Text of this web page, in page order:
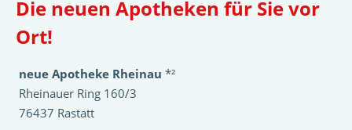
Die neuen Apotheken für Sie vor
Ort!
neue Apotheke Rheinau *²
Rheinauer Ring 160/3
76437 Rastatt